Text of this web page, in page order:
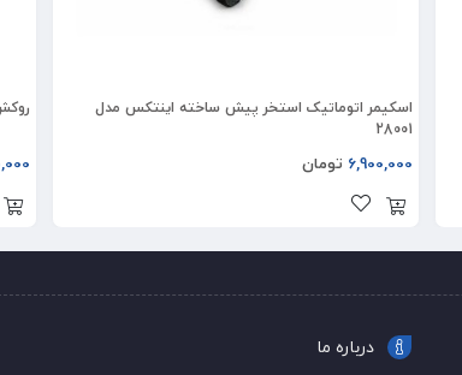
اسکیمر اتوماتیک استخر پیش ساخته اینتکس مدل
28001
6,900,000 تومان
درباره ما